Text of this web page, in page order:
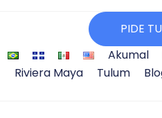
PIDE
Akumal
Riviera Maya
Tulum